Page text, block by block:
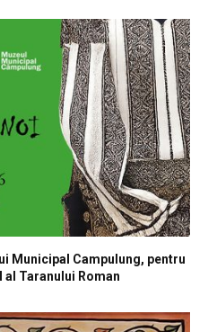
Municipal Campulung, pentru
Taranului Roman